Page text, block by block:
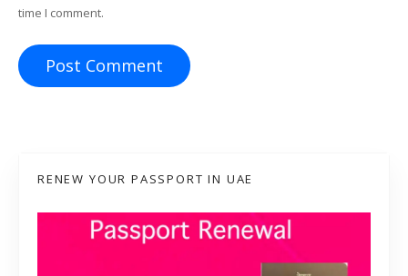
time I comment.
RENEW YOUR PASSPORT IN UAE